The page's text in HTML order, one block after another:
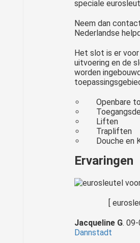
speciale
Neem dan
Nederlandse
Het slot is er
uitvoering en de
worden
Openbare
Liften
Trapliften
Douche en
Ervaringen
[
Jacqueline G.
Dannstadt